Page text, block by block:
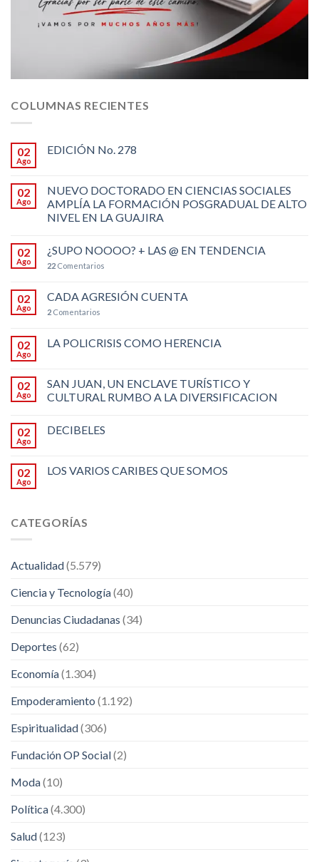
COLUMNAS RECIENTES
02
Ago
EDICIÓN No. 278
02
Ago
NUEVO DOCTORADO EN CIENCIAS SOCIALES
AMPLÍA LA FORMACIÓN POSGRADUAL DE ALTO
NIVEL EN LA GUAJIRA
02
Ago
¿SUPO NOOOO? + LAS @ EN TENDENCIA
22 Comentarios
02
Ago
CADA AGRESIÓN CUENTA
2 Comentarios
02
Ago
LA POLICRISIS COMO HERENCIA
02
Ago
SAN JUAN, UN ENCLAVE TURÍSTICO Y
CULTURAL RUMBO A LA DIVERSIFICACION
02
Ago
DECIBELES
02
Ago
LOS VARIOS CARIBES QUE SOMOS
CATEGORÍAS
Actualidad(5.579)
Ciencia y Tecnología(40)
Denuncias Ciudadanas (34)
Deportes (62)
Economía(1.304)
Empoderamiento (1.192)
Espiritualidad(306)
Fundación OP Social(2)
Moda(10)
Política(4.300)
Salud(123)